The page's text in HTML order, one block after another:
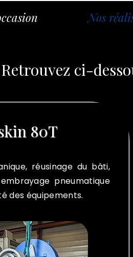
Nos
Retrouvez ci-
80T
réusinage du bâti,
pneumatique
des équipements.